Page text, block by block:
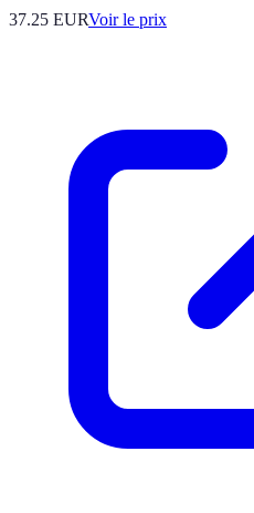
37.25 EURVoir le prix